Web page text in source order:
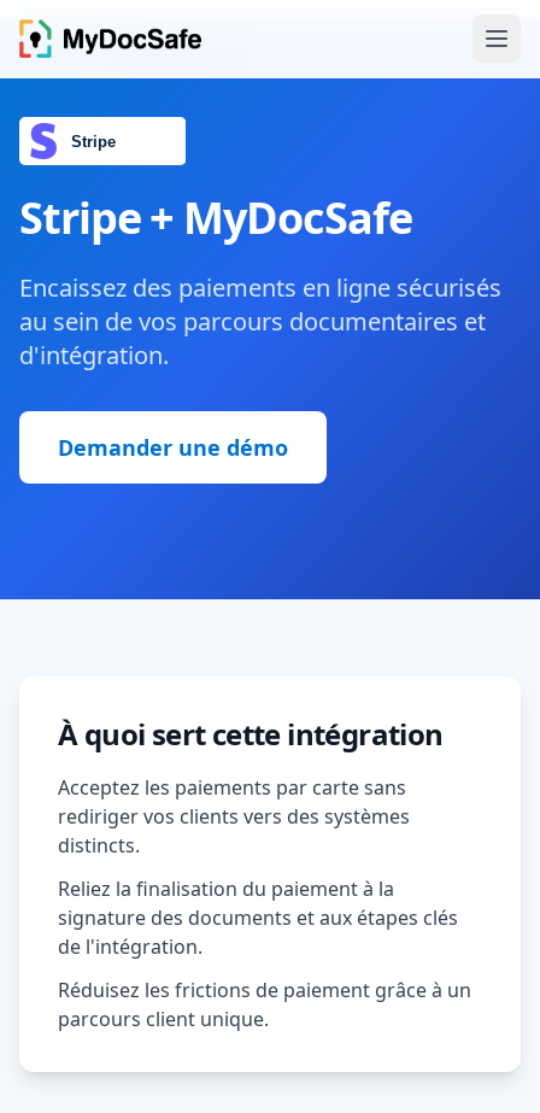
Stripe + MyDocSafe
Encaissez des paiements en ligne sécurisés
au sein de vos parcours documentaires et
d'intégration.
Demander une démo
À quoi sert cette intégration
Acceptez les paiements par carte sans
rediriger vos clients vers des systèmes
distincts.
Reliez la finalisation du paiement à la
signature des documents et aux étapes clés
de l'intégration.
Réduisez les frictions de paiement grâce à un
parcours client unique.